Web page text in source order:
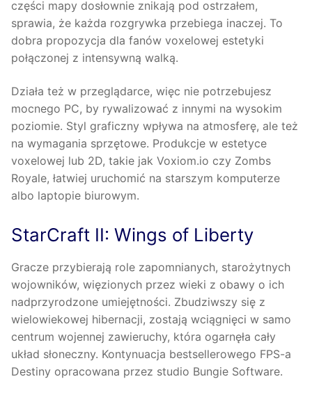
części mapy dosłownie znikają pod ostrzałem,
sprawia, że każda rozgrywka przebiega inaczej. To
dobra propozycja dla fanów voxelowej estetyki
połączonej z intensywną walką.
Działa też w przeglądarce, więc nie potrzebujesz
mocnego PC, by rywalizować z innymi na wysokim
poziomie. Styl graficzny wpływa na atmosferę, ale też
na wymagania sprzętowe. Produkcje w estetyce
voxelowej lub 2D, takie jak Voxiom.io czy Zombs
Royale, łatwiej uruchomić na starszym komputerze
albo laptopie biurowym.
StarCraft II: Wings of Liberty
Gracze przybierają role zapomnianych, starożytnych
wojowników, więzionych przez wieki z obawy o ich
nadprzyrodzone umiejętności. Zbudziwszy się z
wielowiekowej hibernacji, zostają wciągnięci w samo
centrum wojennej zawieruchy, która ogarnęła cały
układ słoneczny. Kontynuacja bestsellerowego FPS-a
Destiny opracowana przez studio Bungie Software.